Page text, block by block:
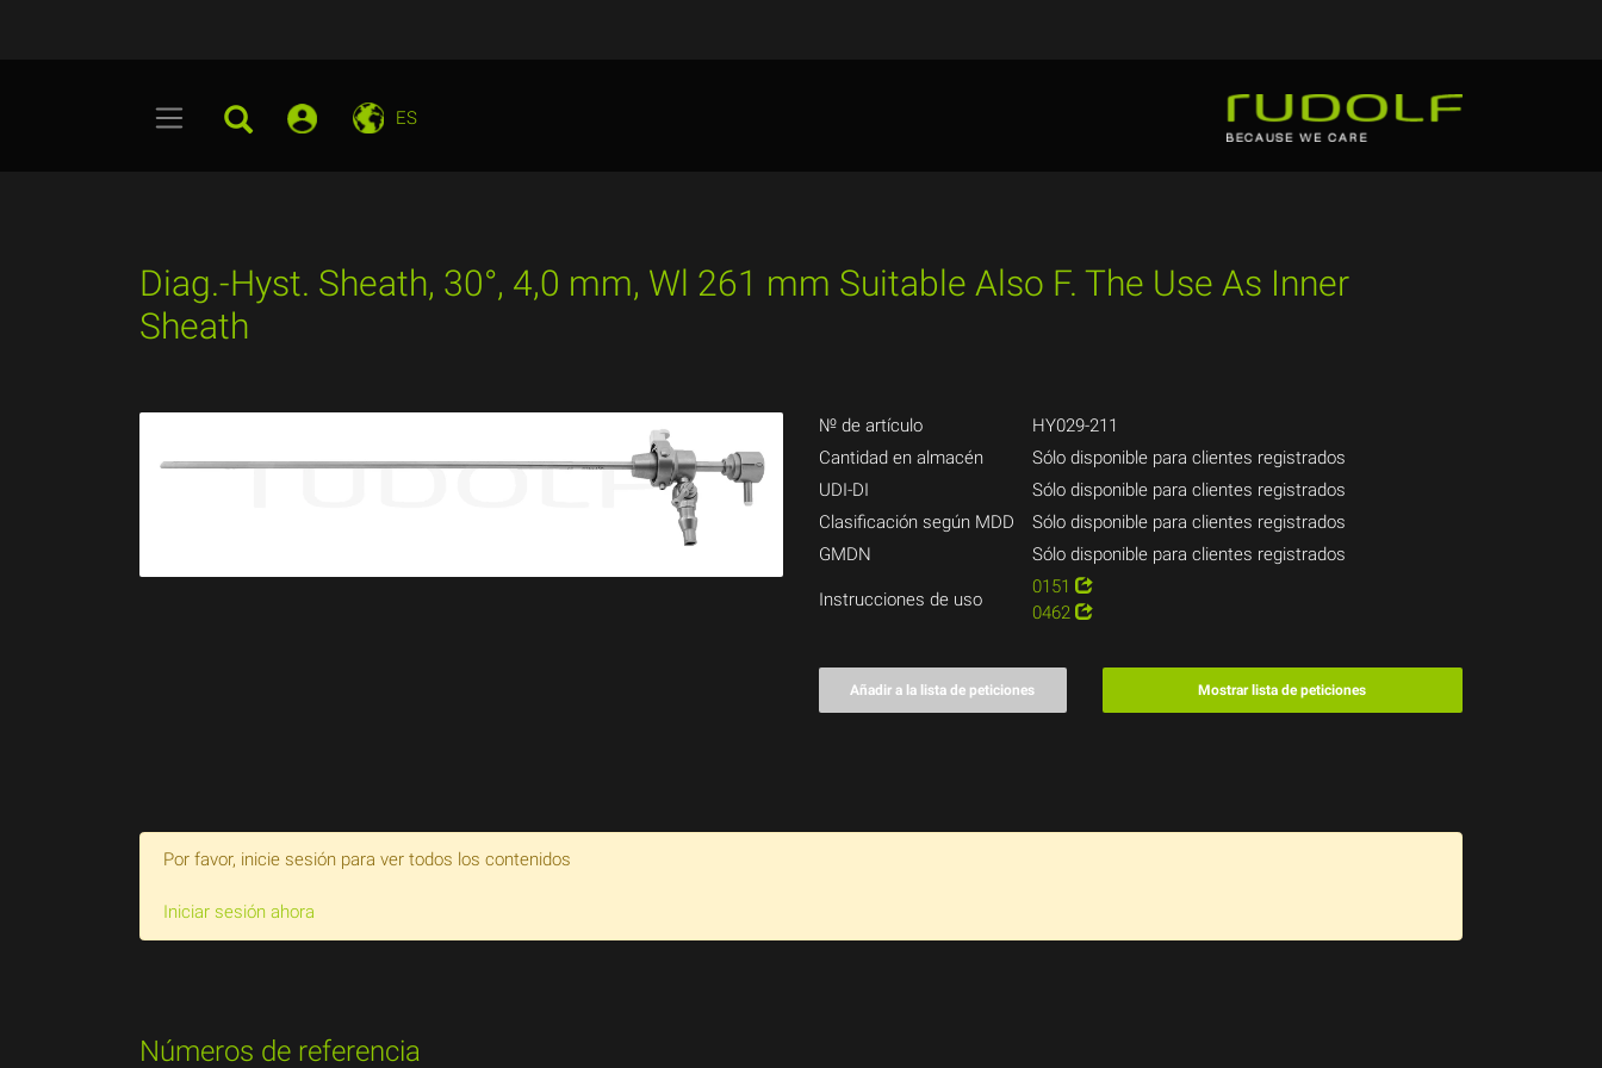
ES
Diag.-Hyst. Sheath, 30°, 4,0 mm, Wl 261 mm Suitable Also F. The Use As Inner
Sheath
№ de artículo
HY029-211
Cantidad en almacén
Sólo disponible para clientes registrados
UDI-DI
Sólo disponible para clientes registrados
Clasificación según MDD
Sólo disponible para clientes registrados
GMDN
Sólo disponible para clientes registrados
Instrucciones de uso
0151
0462
Añadir a la lista de peticiones Mostrar lista de peticiones
Por favor, inicie sesión para ver todos los contenidos
Iniciar sesión ahora
Números de referencia